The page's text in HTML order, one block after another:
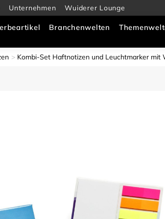
Unternehmen Wuiderer Lounge
Branchenwelten
Kombi-Set Haftnotizen und Leuchtmarker